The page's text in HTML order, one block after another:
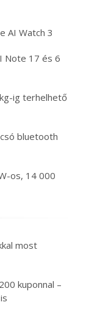
AI Watch 3
Note 17 és 6
ig terhelhető
bluetooth
os, 14 000
most
kuponnal –